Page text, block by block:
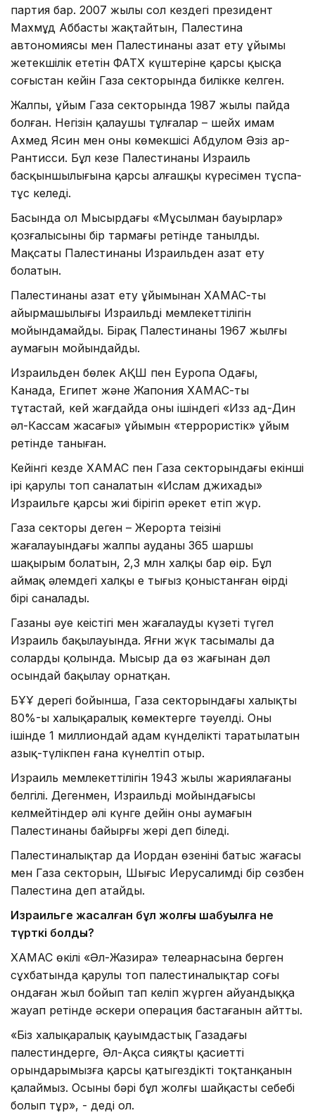
партия бар. 2007 жылы сол кездегі президент
Махмұд Аббасты жақтайтын, Палестина
автономиясы мен Палестинаны азат ету ұйымы
жетекшілік ететін ФАТХ күштеріне қарсы қысқа
соғыстан кейін Газа секторында билікке келген.
Жалпы, ұйым Газа секторында 1987 жылы пайда
болған. Негізін қалаушы тұлғалар – шейх имам
Ахмед Ясин мен оның көмекшісі Абдулом Әзіз ар-
Рантисси. Бұл кезең Палестинаның Израиль
басқыншылығына қарсы алғашқы күресімен тұспа-
тұс келеді.
Басында ол Мысырдағы «Мұсылман бауырлар»
қозғалысының бір тармағы ретінде танылды.
Мақсаты Палестинаны Израильден азат ету
болатын.
Палестинаны азат ету ұйымынан ХАМАС-тың
айырмашылығы Израильдің мемлекеттілігін
мойындамайды. Бірақ Палестинаның 1967 жылғы
аумағын мойындайды.
Израильден бөлек АҚШ пен Еуропа Одағы,
Канада, Египет және Жапония ХАМАС-ты
тұтастай, кей жағдайда оның ішіндегі «Изз ад-Дин
әл-Кассам жасағы» ұйымын «террористік» ұйым
ретінде таныған.
Кейінгі кезде ХАМАС пен Газа секторындағы екінші
ірі қарулы топ саналатын «Ислам джихады»
Израильге қарсы жиі бірігіп әрекет етіп жүр.
Газа секторы деген – Жерорта теңізінің
жағалауындағы жалпы ауданы 365 шаршы
шақырым болатын, 2,3 млн халқы бар өңір. Бұл
аймақ әлемдегі халқы ең тығыз қоныстанған өңірдің
бірі саналады.
Газаның әуе кеңістігі мен жағалаудың күзеті түгел
Израиль бақылауында. Яғни жүк тасымалы да
солардың қолында. Мысыр да өз жағынан дәл
осындай бақылау орнатқан.
БҰҰ дерегі бойынша, Газа секторындағы халықтың
80%-ы халықаралық көмектерге тәуелді. Оның
ішінде 1 миллиондай адам күнделікті таратылатын
азық-түлікпен ғана күнелтіп отыр.
Израиль мемлекеттілігін 1943 жылы жариялағаны
белгілі. Дегенмен, Израильді мойындағысы
келмейтіндер әлі күнге дейін оның аумағын
Палестинаның байырғы жері деп біледі.
Палестиналықтар да Иордан өзенінің батыс жағасы
мен Газа секторын, Шығыс Иерусалимді бір сөзбен
Палестина деп атайды.
Израильге жасалған бұл жолғы шабуылға не
түрткі болды?
ХАМАС өкілі «Әл-Жазира» телеарнасына берген
сұхбатында қарулы топ палестиналықтар соңғы
ондаған жыл бойып тап келіп жүрген айуандыққа
жауап ретінде әскери операция бастағанын айтты.
«Біз халықаралық қауымдастық Газадағы
палестиндерге, Әл-Ақса сияқты қасиетті
орындарымызға қарсы қатыгездікті тоқтанқанын
қалаймыз. Осының бәрі бұл жолғы шайқастың себебі
болып тұр», - деді ол.